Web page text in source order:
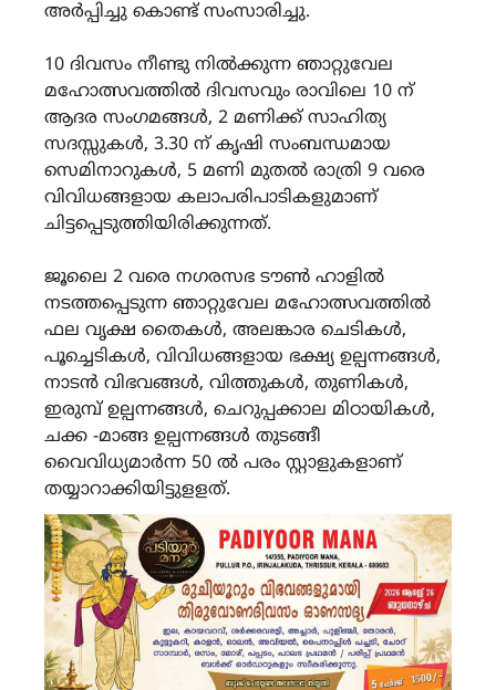
അർപ്പിച്ചു കൊണ്ട് സംസാരിച്ചു.
10 ദിവസം നീണ്ടു നിൽക്കുന്ന ഞാറ്റുവേല
മഹോത്സവത്തിൽ ദിവസവും രാവിലെ 10 ന്
ആദര സംഗമങ്ങൾ, 2 മണിക്ക് സാഹിത്യ
സദസ്സുകൾ, 3.30 ന് കൃഷി സംബന്ധമായ
സെമിനാറുകൾ, 5 മണി മുതൽ രാത്രി 9 വരെ
വിവിധങ്ങളായ കലാപരിപാടികളുമാണ്
ചിട്ടപ്പെടുത്തിയിരിക്കുന്നത്.
ജൂലൈ 2 വരെ നഗരസഭ ടൗൺ ഹാളിൽ
നടത്തപ്പെടുന്ന ഞാറ്റുവേല മഹോത്സവത്തിൽ
ഫല വൃക്ഷ തൈകൾ, അലങ്കാര ചെടികൾ,
പൂച്ചെടികൾ, വിവിധങ്ങളായ ഭക്ഷ്യ ഉല്പന്നങ്ങൾ,
നാടൻ വിഭവങ്ങൾ, വിത്തുകൾ, തുണികൾ,
ഇരുമ്പ് ഉല്പന്നങ്ങൾ, ചെറുപ്പക്കാല മിഠായികൾ,
ചക്ക -മാങ്ങ ഉല്പന്നങ്ങൾ തുടങ്ങീ
വൈവിധ്യമാർന്ന 50 ൽ പരം സ്റ്റാളുകളാണ്
തയ്യാറാക്കിയിട്ടുളളത്.